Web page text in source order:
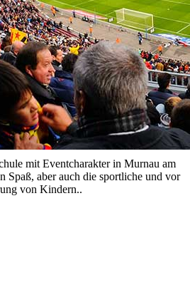
mit Eventcharakter in Murnau am
Spaß, aber auch die sportliche und vor
von Kindern..